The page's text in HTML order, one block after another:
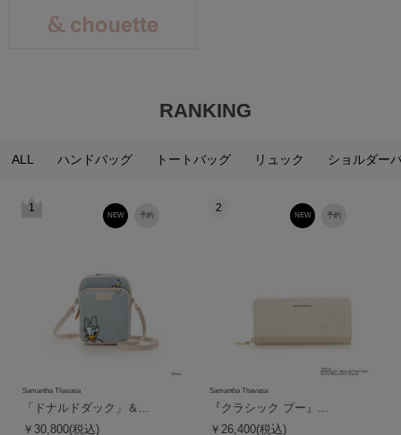
RANKING
ALL ハンドバッグ トートバッグ リュック ショルダー
1
予約
NEW
Samantha Thavasa
「ドナルドダック」＆...
￥30,800(税込)
2
予約
NEW
Samantha Thavasa
『クラシック プー』...
￥26,400(税込)